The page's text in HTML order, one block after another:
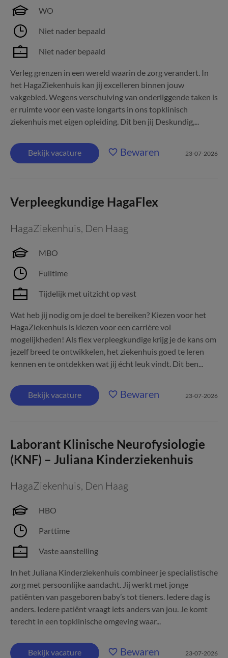
WO
Niet nader bepaald
Niet nader bepaald
Verleg grenzen in een wereld waarin de zorg verandert. In
het HagaZiekenhuis kan jij excelleren binnen jouw
vakgebied. Wegens verschuiving van onderliggende taken is
er ruimte voor een vaste longarts in ons topklinisch
ziekenhuis met eigen opleiding. Dit ben jij Deskundig,...
Bekijk vacature Bewaren 23-07-2026
Verpleegkundige HagaFlex
HagaZiekenhuis, Den Haag
MBO
Fulltime
Tijdelijk met uitzicht op vast
Wat heb jij nodig om je doel te bereiken? Kiezen voor het
HagaZiekenhuis is kiezen voor een carrière vol
mogelijkheden! Als flex verpleegkundige krijg je de kans om
jezelf breed te ontwikkelen, het ziekenhuis goed te leren
kennen en te ontdekken wat jij écht leuk vindt. Dit ben...
Bekijk vacature Bewaren 23-07-2026
Laborant Klinische Neurofysiologie
(KNF) – Juliana Kinderziekenhuis
HagaZiekenhuis, Den Haag
HBO
Parttime
Vaste aanstelling
In het Juliana Kinderziekenhuis combineer je specialistische
zorg met persoonlijke aandacht. Jij werkt met jonge
patiënten van pasgeboren baby’s tot tieners. Iedere dag is
anders. Iedere patiënt vraagt iets anders van jou. Je komt
terecht in een topklinische omgeving waar...
Bekijk vacature Bewaren 23-07-2026